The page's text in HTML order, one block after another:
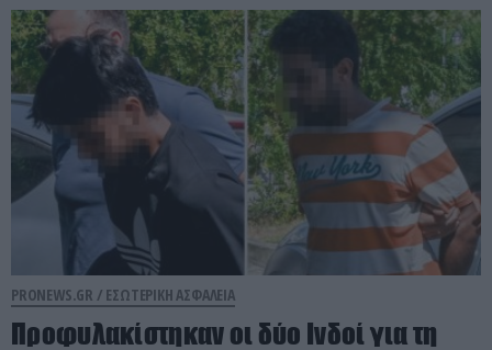
PRONEWS.GR / ΕΣΩΤΕΡΙΚΗ ΑΣΦΑΛΕΙΑ
Προφυλακίστηκαν οι δύο Ινδοί για τη